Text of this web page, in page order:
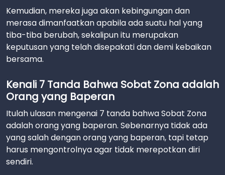
Kemudian, mereka juga akan kebingungan dan
merasa dimanfaatkan apabila ada suatu hal yang
tiba-tiba berubah, sekalipun itu merupakan
keputusan yang telah disepakati dan demi kebaikan
bersama.
Kenali 7 Tanda Bahwa Sobat Zona adalah
Orang yang Baperan
Itulah ulasan mengenai 7 tanda bahwa Sobat Zona
adalah orang yang baperan. Sebenarnya tidak ada
yang salah dengan orang yang baperan, tapi tetap
harus mengontrolnya agar tidak merepotkan diri
sendiri.